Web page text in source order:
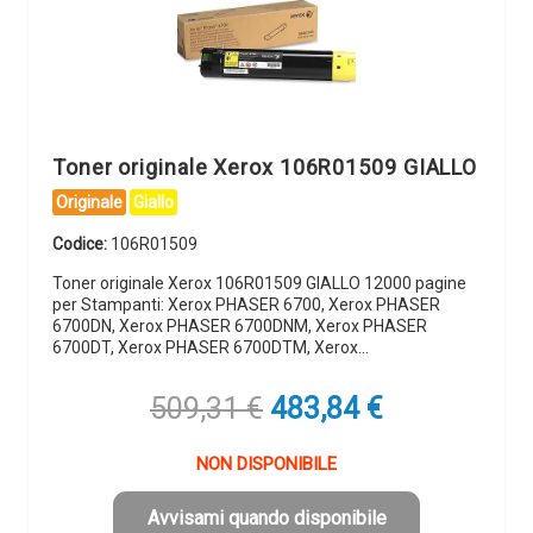
Toner originale Xerox 106R01509 GIALLO
Originale Giallo
Codice: 106R01509
Toner originale Xerox 106R01509 GIALLO 12000 pagine
per Stampanti: Xerox PHASER 6700, Xerox PHASER
6700DN, Xerox PHASER 6700DNM, Xerox PHASER
6700DT, Xerox PHASER 6700DTM, Xerox…
509,31€ Il
originale
era:
509,31 €.
483,84 €Il
è:
483,84 €.
NON DISPONIBILE
Avvisami quando disponibile